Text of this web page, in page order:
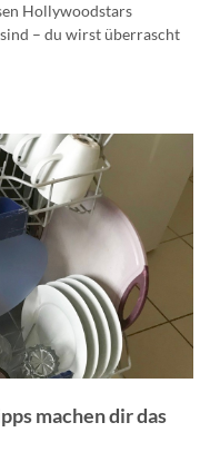
Hollywoodstars
– du wirst überrascht
machen dir das